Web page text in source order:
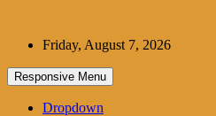
contentFriday, August 7, 2026
Responsive Menu
Dropdown